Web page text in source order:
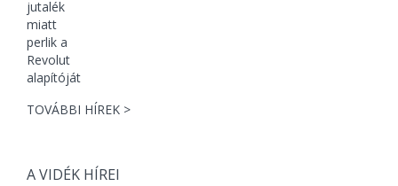
TOVÁBBI HÍREK >
A VIDÉK HÍREI